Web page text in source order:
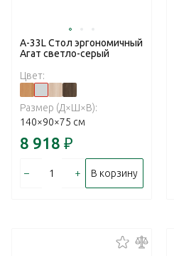
А-33L Стол эргономичный
Агат светло-серый
Цвет:
Размер (Д×Ш×В):
140×90×75 см
8 918 ₽
– + В корзину